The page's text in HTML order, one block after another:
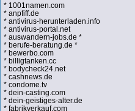
* 1001namen.com
* anpfiff.de
* antivirus-herunterladen.info
* antivirus-portal.net
* auswandern-jobs.de *
* berufe-beratung.de *
* bewerbo.com
* billigtanken.cc
* bodycheck24.net
* cashnews.de
* condome.tv
* dein-casting.com
* dein-geistiges-alter.de
* fabrikverkauf.com